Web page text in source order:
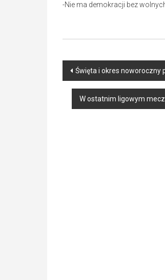
-Nie ma demokracji bez
Post
navigation
Święta i okres noworoczny
W ostatnim ligowym